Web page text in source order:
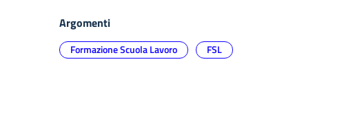
Argomenti
Formazione Scuola Lavoro FSL